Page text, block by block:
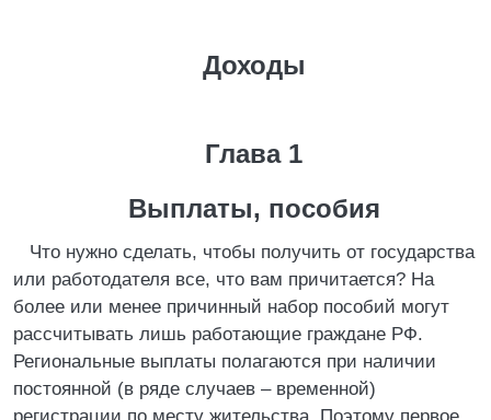
Доходы
Глава 1
Выплаты, пособия
Что нужно сделать, чтобы получить от государства
или работодателя все, что вам причитается? На
более или менее причинный набор пособий могут
рассчитывать лишь работающие граждане РФ.
Региональные выплаты полагаются при наличии
постоянной (в ряде случаев – временной)